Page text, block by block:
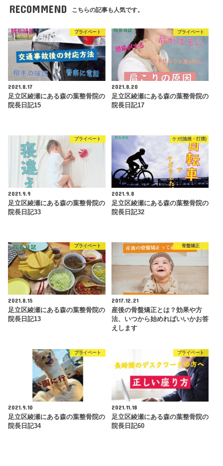
RECOMMEND こちらの記事も人気です。
プライベート
2021.8.17
足立区綾瀬にある森の葉整骨院の
院長日記15
プライベート
2021.8.20
足立区綾瀬にある森の葉整骨院の
院長日記17
プライベート
2021.9.9
足立区綾瀬にある森の葉整骨院の
院長日記33
ケガ(捻挫・打撲)
2021.9.8
足立区綾瀬にある森の葉整骨院の
院長日記32
プライベート
2021.8.15
足立区綾瀬にある森の葉整骨院の
院長日記13
骨盤矯正
2017.12.21
産後の骨盤矯正とは？効果や方
法、いつから始めればいいかお答
えします
プライベート
2021.9.10
足立区綾瀬にある森の葉整骨院の
院長日記34
プライベート
2021.11.18
足立区綾瀬にある森の葉整骨院の
院長日記60